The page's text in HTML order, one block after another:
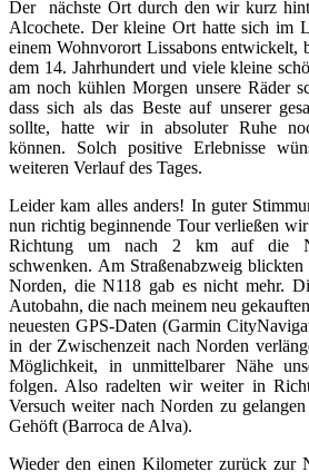
Der nächste Ort durch den wir kurz
Alcochete. Der kleine Ort hatte sich im
einem Wohnvorort Lissabons entwickelt,
dem 14. Jahrhundert und viele kleine
am noch kühlen Morgen unsere Räder
dass sich als das Beste auf unserer
sollte, hatte wir in absoluter Ruhe
können. Solch positive Erlebnisse
weiteren Verlauf des Tages.
Leider kam alles anders! In guter
nun richtig beginnende Tour verließen
Richtung um nach 2 km auf die
schwenken. Am Straßenabzweig
Norden, die N118 gab es nicht mehr.
Autobahn, die nach meinem neu
neuesten GPS-Daten (Garmin
in der Zwischenzeit nach Norden
Möglichkeit, in unmittelbarer Nähe
folgen. Also radelten wir weiter in
Versuch weiter nach Norden zu
Gehöft (Barroca de Alva).
Wieder den einen Kilometer zurück zur